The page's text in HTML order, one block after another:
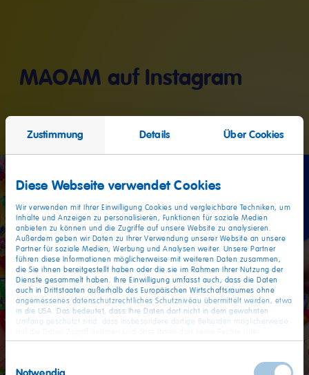
Zustimmung Details Über Cookies
Diese Webseite verwendet Cookies
Wir verwenden mit Ihrer Einwilligung Cookies und vergleichbare Techniken, um
Inhalte und Anzeigen zu personalisieren, Funktionen für soziale Medien
anbieten zu können und die Zugriffe auf unsere Website zu analysieren.
Außerdem geben wir Daten zu Ihrer Verwendung unserer Website an unsere
Partner für soziale Medien, Werbung und Analysen weiter. Unsere Partner
führen diese Informationen möglicherweise mit weiteren Daten zusammen,
die Sie ihnen bereitgestellt haben oder die sie im Rahmen Ihrer Nutzung der
Dienste gesammelt haben. Ihre Einwilligung umfasst auch, dass die Daten
auch in Drittstaaten außerhalb des Europäischen Wirtschaftsraumes ohne
angemessenes datenschutzrechtliches Schutzniveau übermittelt werden, etwa
in die USA. Das bedeutet, dass Ihre Daten dort nicht in dem gewohnten
Umfang geschützt sind, dass insbesondere dortige Behörden möglicherweise
Rechtsbehelfe zur Verfügung stehen. Sie haben das Rechts, Ihre Einwilligung
finden Sie detaillierten Informationen zur Verarbeitung
Einwilligungsauswahl
MAOAM auf Instagram